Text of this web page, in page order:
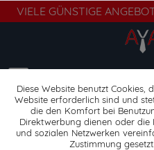
VIELE GÜNSTIGE
Abzeichen
Diese Website benutzt Cookies,
Website erforderlich sind und
die den Komfort bei
Direktwerbung dienen oder
und sozialen Netzwerken
Zustimmung gesetzt.